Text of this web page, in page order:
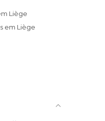
Liège
em Liège